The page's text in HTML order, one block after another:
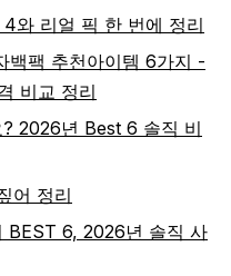
와 리얼 픽 한 번에 정리
백팩 추천아이템 6가지 -
비교 정리
2026년 Best 6 솔직 비
어 정리
BEST 6, 2026년 솔직 사